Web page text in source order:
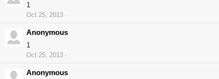
1
Oct 25, 2013
Anonymous
1
Oct 25, 2013
Anonymous